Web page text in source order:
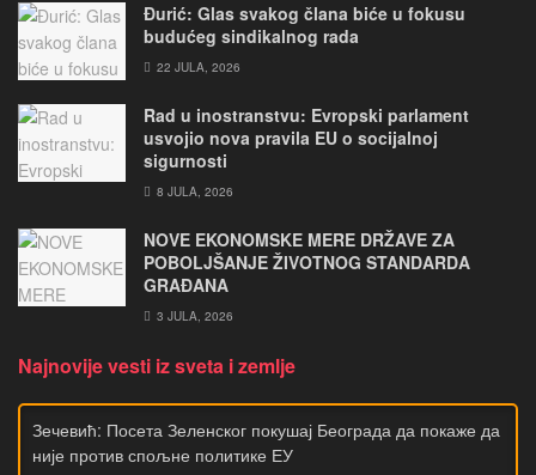
Đurić: Glas svakog člana biće u fokusu
budućeg sindikalnog rada
22 JULA, 2026
Rad u inostranstvu: Evropski parlament
usvojio nova pravila EU o socijalnoj
sigurnosti
8 JULA, 2026
NOVE EKONOMSKE MERE DRŽAVE ZA
POBOLJŠANJE ŽIVOTNOG STANDARDA
GRAĐANA
3 JULA, 2026
Najnovije vesti iz sveta i zemlje
Зечевић: Посета Зеленског покушај Београда да покаже да
није против спољне политике ЕУ